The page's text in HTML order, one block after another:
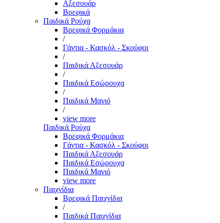
Αξεσουάρ
Βρεφικά
Παιδικά Ρούχα
Βρεφικά Φορμάκια
/
Γάντια - Κασκόλ - Σκούφοι
/
Παιδικά Αξεσουάρ
/
Παιδικά Εσώρουχα
/
Παιδικά Μαγιό
/
view more
Παιδικά Ρούχα
Βρεφικά Φορμάκια
Γάντια - Κασκόλ - Σκούφοι
Παιδικά Αξεσουάρ
Παιδικά Εσώρουχα
Παιδικά Μαγιό
view more
Παιχνίδια
Βρεφικά Παιχνίδια
/
Παιδικά Παιχνίδια